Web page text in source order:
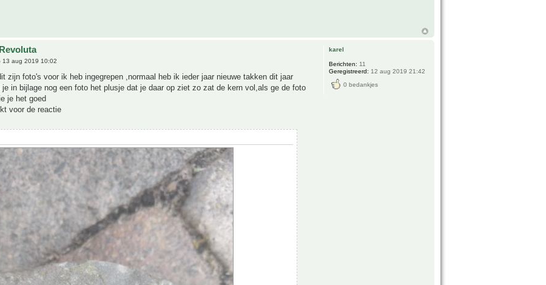
13 aug 2019 10:02
zijn foto's voor ik heb ingegrepen ,normaal heb ik ieder jaar nieuwe takken dit jaar
je in bijlage nog een foto het plusje dat je daar op ziet zo zat de kern vol,als ge de foto
je het goed
voor de reactie
karel
Berichten: 11
Geregistreerd: 12 aug 2019 21:42
0 bedankjes